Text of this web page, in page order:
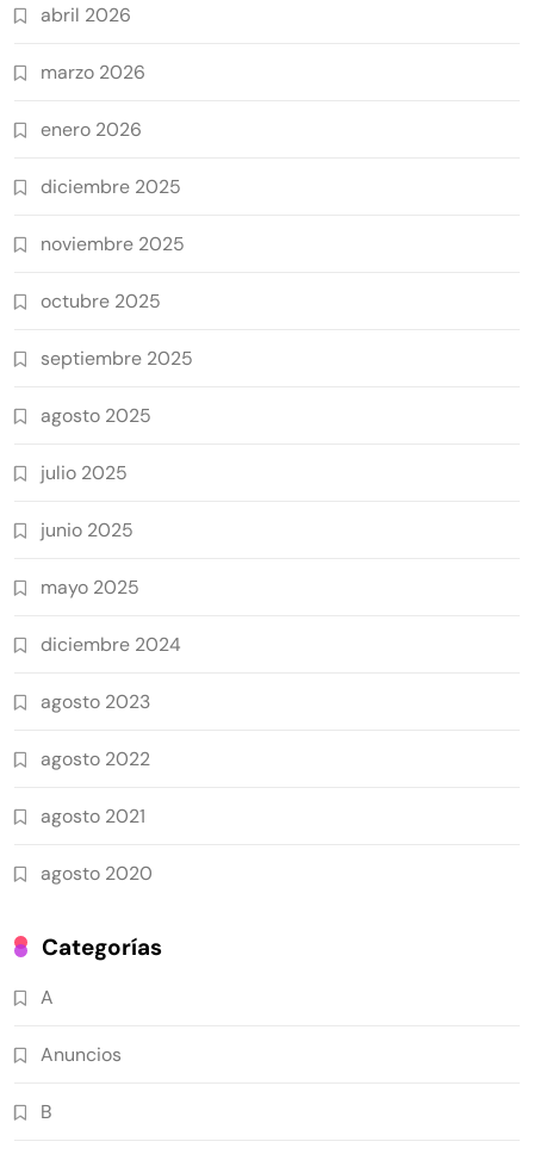
abril 2026
marzo 2026
enero 2026
diciembre 2025
noviembre 2025
octubre 2025
septiembre 2025
agosto 2025
julio 2025
junio 2025
mayo 2025
diciembre 2024
agosto 2023
agosto 2022
agosto 2021
agosto 2020
Categorías
A
Anuncios
B